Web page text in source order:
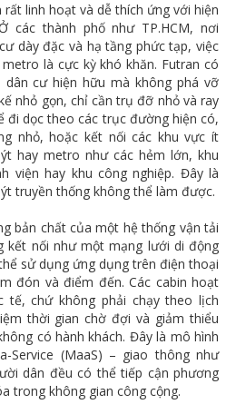
linh hoạt và dễ thích ứng với hiện
các thành phố như TP.HCM, nơi
dày đặc và hạ tầng phức tạp, việc
là cực kỳ khó khăn. Futran có
dân cư hiện hữu mà không phá vỡ
nhỏ gọn, chỉ cần trụ đỡ nhỏ và ray
đi dọc theo các trục đường hiện có,
nhỏ, hoặc kết nối các khu vực ít
hay metro như các hẻm lớn, khu
viện hay khu công nghiệp. Đây là
truyền thống không thể làm được.
bản chất của một hệ thống vận tải
kết nối như một mạng lưới di động
sử dụng ứng dụng trên điện thoại
đón và điểm đến. Các cabin hoạt
tế, chứ không phải chạy theo lịch
thời gian chờ đợi và giảm thiểu
có hành khách. Đây là mô hình
Service (MaaS) – giao thông như
dân đều có thể tiếp cận phương
trong không gian công cộng.